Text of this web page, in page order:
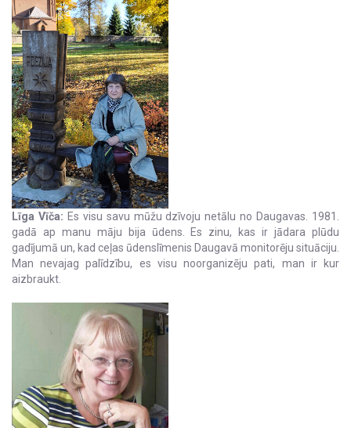
Līga Vīča: Es visu savu mūžu dzīvoju netālu no Daugavas. 1981.
gadā ap manu māju bija ūdens. Es zinu, kas ir jādara plūdu
gadījumā un, kad ceļas ūdenslīmenis Daugavā monitorēju situāciju.
Man nevajag palīdzību, es visu noorganizēju pati, man ir kur
aizbraukt.